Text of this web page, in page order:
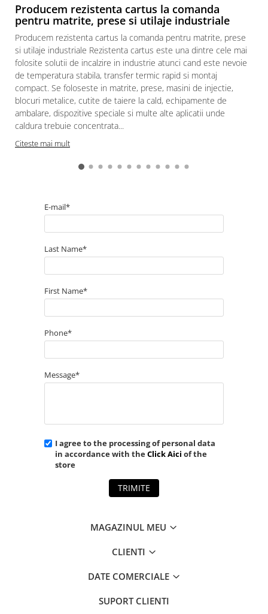
Producem rezistenta cartus la comanda
pentru matrite, prese si utilaje industriale
Producem rezistenta cartus la comanda pentru matrite, prese
si utilaje industriale Rezistenta cartus este una dintre cele mai
folosite solutii de incalzire in industrie atunci cand este nevoie
de temperatura stabila, transfer termic rapid si montaj
compact. Se foloseste in matrite, prese, masini de injectie,
blocuri metalice, cutite de taiere la cald, echipamente de
ambalare, dispozitive speciale si multe alte aplicatii unde
caldura trebuie concentrata...
Citeste mai mult
E-mail*
Last Name*
First Name*
Phone*
Message*
I agree to the processing of personal data
in accordance with theClick Aici of the
store
TRIMITE
MAGAZINUL MEU
CLIENTI
DATE COMERCIALE
SUPORT CLIENTI